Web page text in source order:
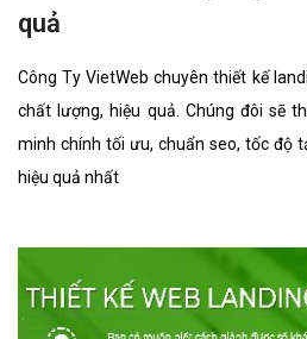
quả
Công Ty VietWeb chuyên thiết kế
chất lượng, hiệu quả. Chúng đôi sẽ
minh chính tối ưu, chuẩn seo, tốc độ
hiệu quả nhất